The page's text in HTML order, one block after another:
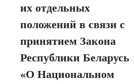
их отдельных
положений в связи с
принятием Закона
Республики Беларусь
«О Национальном